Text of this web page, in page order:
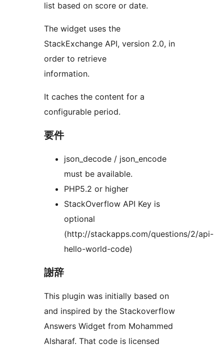
list based on score or date.
The widget uses the
StackExchange API, version 2.0, in
order to retrieve
information.
It caches the content for a
configurable period.
要件
json_decode / json_encode
must be available.
PHP5.2 or higher
StackOverflow API Key is
optional
(http://stackapps.com/questions/2/api-
hello-world-code)
謝辞
This plugin was initially based on
and inspired by the Stackoverflow
Answers Widget from Mohammed
Alsharaf. That code is licensed